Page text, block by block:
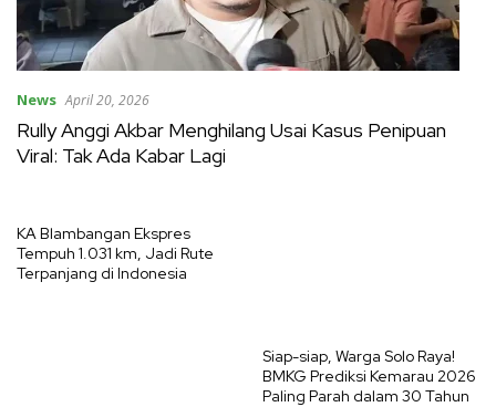
News April 20, 2026
Rully Anggi Akbar Menghilang Usai Kasus Penipuan
Viral: Tak Ada Kabar Lagi
KA Blambangan Ekspres
Tempuh 1.031 km, Jadi Rute
Terpanjang di Indonesia
Siap-siap, Warga Solo Raya!
BMKG Prediksi Kemarau 2026
Paling Parah dalam 30 Tahun